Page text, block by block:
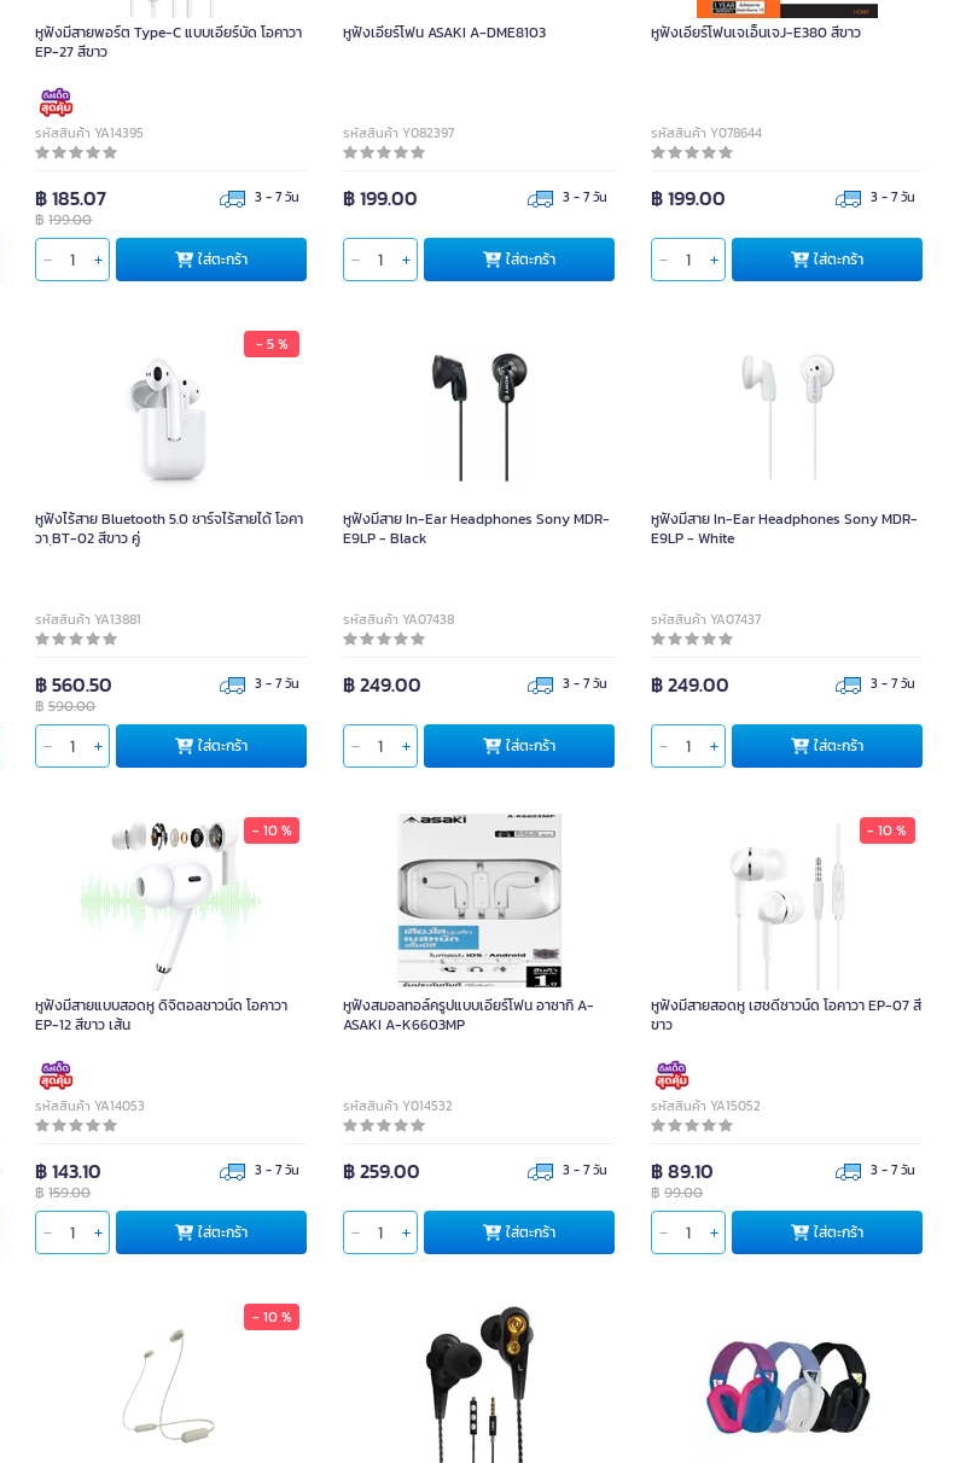
หูฟังมีสายพอร์ต Type-C แบบเอียร์บัด โอคาวา
EP-27 สีขาว
รหัสสินค้า YA14395
฿ 185.07
฿199.00
3 - 7 วัน
ใส่ตะกร้า
หูฟังเอียร์โฟน ASAKI A-DME8103
รหัสสินค้า Y082397
฿ 199.00 3 - 7 วัน
ใส่ตะกร้า
หูฟังเอียร์โฟนเจเอ็นเจJ-E380 สีขาว
รหัสสินค้า Y078644
฿ 199.00 3 - 7 วัน
ใส่ตะกร้า
- 5 %
หูฟังไร้สาย Bluetooth 5.0 ชาร์จไร้สายได้ โอคา
วา ฺBT-02 สีขาว คู่
รหัสสินค้า YA13881
฿ 560.50
฿590.00
3 - 7 วัน
ใส่ตะกร้า
หูฟังมีสาย In-Ear Headphones Sony MDR-
E9LP - Black
รหัสสินค้า YA07438
฿ 249.00 3 - 7 วัน
ใส่ตะกร้า
หูฟังมีสาย In-Ear Headphones Sony MDR-
E9LP - White
รหัสสินค้า YA07437
฿ 249.00 3 - 7 วัน
ใส่ตะกร้า
- 10 %
หูฟังมีสายแบบสอดหู ดิจิตอลซาวน์ด โอคาวา
EP-12 สีขาว เส้น
รหัสสินค้า YA14053
฿ 143.10
฿159.00
3 - 7 วัน
ใส่ตะกร้า
หูฟังสมอลทอล์ครูปแบบเอียร์โฟน อาซากิ A-
ASAKI A-K6603MP
รหัสสินค้า Y014532
฿ 259.00 3 - 7 วัน
ใส่ตะกร้า
- 10 %
หูฟังมีสายสอดหู เฮชดีซาวน์ด โอคาวา EP-07 สี
ขาว
รหัสสินค้า YA15052
฿ 89.10
฿99.00
3 - 7 วัน
ใส่ตะกร้า
- 10 %
หูฟัง Logitech G435 LIGHTSPEED สีดำ pcs